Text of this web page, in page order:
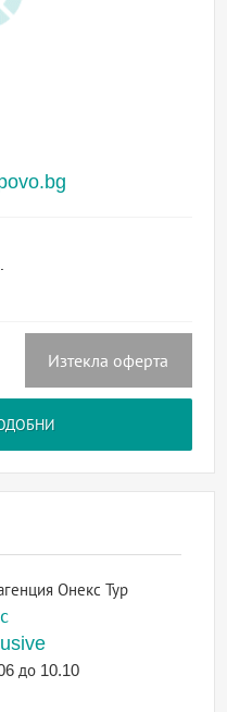
Изтекла оферта
Онекс Тур
до 10.10